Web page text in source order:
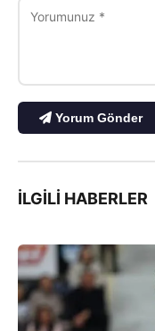
Yorum Gönder
İLGILI HABERLER